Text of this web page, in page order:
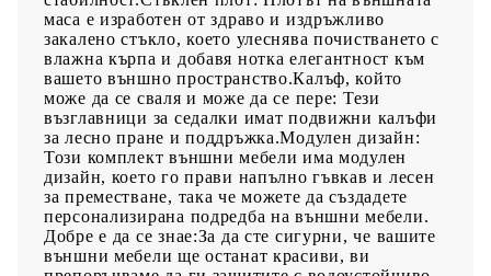
маса е изработен от здраво и издръжливо
закалено стъкло, което улеснява почистването с
влажна кърпа и добавя нотка елегантност към
вашето външно пространство.Калъф, който
може да се сваля и може да се пере: Тези
възглавници за седалки имат подвижни калъфи
за лесно пране и поддръжка.Модулен дизайн:
Този комплект външни мебели има модулен
дизайн, което го прави напълно гъвкав и лесен
за преместване, така че можете да създадете
персонализирана подредба на външни мебели.
Добре е да се знае:За да сте сигурни, че вашите
външни мебели ще останат красиви, ви